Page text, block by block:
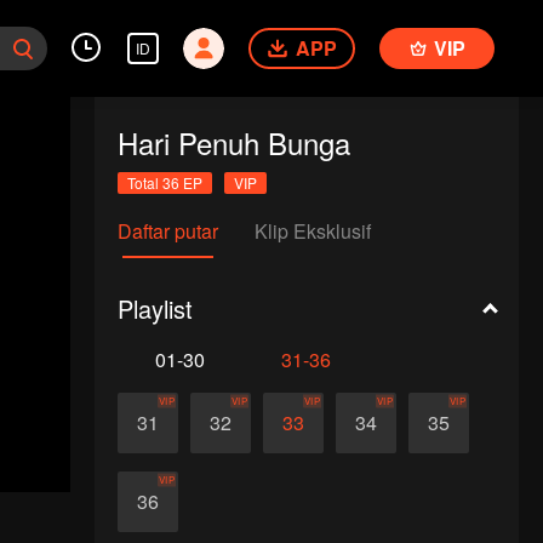
ID APP VIP
Hari Penuh Bunga
Total 36 EP VIP
Daftar putar Klip Eksklusif
Playlist
01-30 31-36
31
VIP
32
VIP
33
VIP
34
VIP
35
VIP
36
VIP